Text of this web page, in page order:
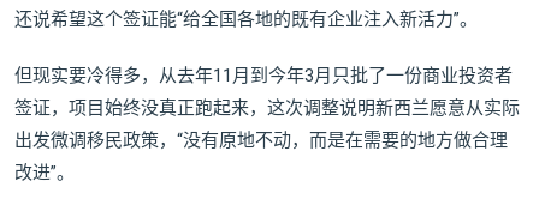
还说希望这个签证能“给全国各地的既有企业注入新活力”。
但现实要冷得多，从去年11月到今年3月只批了一份商业投资者
签证，项目始终没真正跑起来，这次调整说明新西兰愿意从实际
出发微调移民政策，“没有原地不动，而是在需要的地方做合理
改进”。